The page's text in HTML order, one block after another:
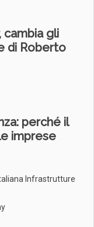
cambia gli
di Roberto
perché il
imprese
Infrastrutture